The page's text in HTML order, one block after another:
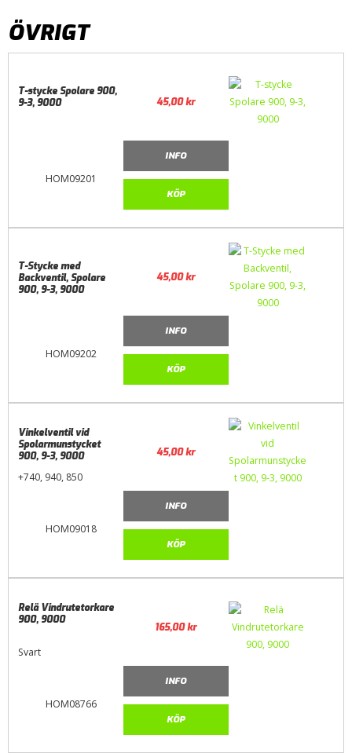
ÖVRIGT
HOM09201
T-stycke Spolare 900,
9-3, 9000
45,00kr
INFO
KÖP
HOM09202
T-Stycke med
Backventil, Spolare
900, 9-3, 9000
45,00kr
INFO
KÖP
HOM09018
Vinkelventil vid
Spolarmunstycket
900, 9-3, 9000
+740, 940, 850
45,00kr
INFO
KÖP
HOM08766
Relä Vindrutetorkare
900, 9000
Svart
165,00kr
INFO
KÖP